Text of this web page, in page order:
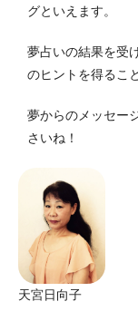
グといえます。
夢占いの結果を受
のヒントを得るこ
夢からのメッセー
さいね！
天宮日向子